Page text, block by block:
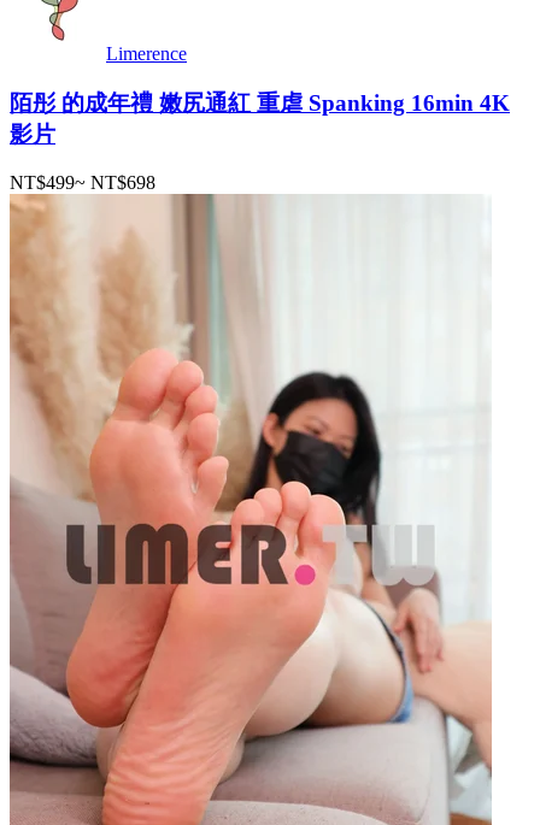
Limerence
陌彤 的成年禮 嫩尻通紅 重虐 Spanking 16min 4K
影片
NT$499~ NT$698